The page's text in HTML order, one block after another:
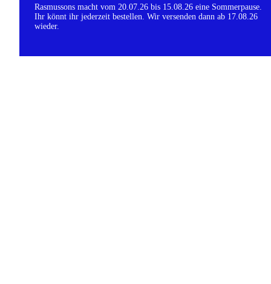
Rasmussons macht vom 20.07.26 bis 15.08.26 eine Sommerpause.
Ihr könnt ihr jederzeit bestellen. Wir versenden dann ab 17.08.26
wieder.